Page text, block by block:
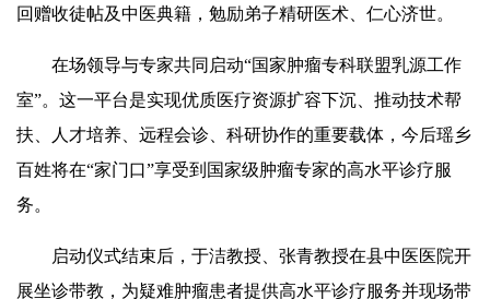
回赠收徒帖及中医典籍，勉励弟子精研医术、仁心济世。‌
在场领导与专家共同启动“国家肿瘤专科联盟乳源工作
室”。这一平台是实现优质医疗资源扩容下沉、推动技术帮
扶、人才培养、远程会诊、科研协作的重要载体，今后瑶乡
百姓将在“家门口”享受到国家级肿瘤专家的高水平诊疗服
务。
启动仪式结束后，于洁教授、张青教授在县中医医院开
展坐诊带教，为疑难肿瘤患者提供高水平诊疗服务并现场带